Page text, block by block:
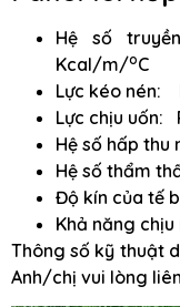
Hệ số
Kcal/m/oC
Lực kéo nén:
Lực chịu uốn:
Hệ số hấp thu
Hệ số thẩm
Độ kín của tế
Khả năng chịu
Thông số kỹ thuật
Anh/chị vui lòng